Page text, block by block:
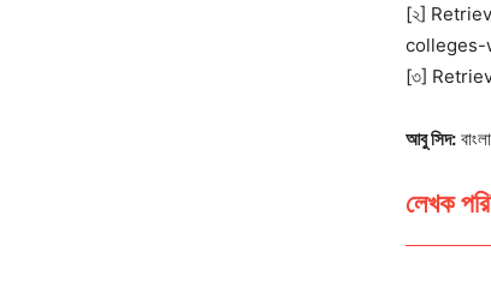
[২]
colleges-
[৩]
আবু সিদ:
লেখক